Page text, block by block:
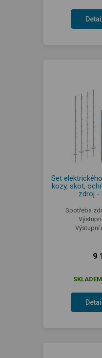
Set
kozy, skot,
zdroj -
Spotřeba
Výstupní
9